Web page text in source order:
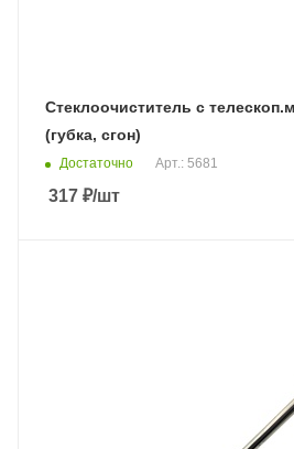
Стеклоочиститель с
(губка, сгон)
Достаточно Арт.: 5681
317 ₽/шт